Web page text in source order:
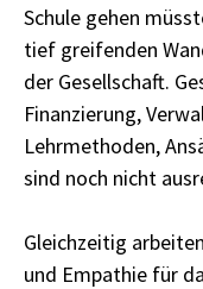
Schule gehen
tief greifenden
der Gesellschaft.
Finanzierung,
Lehrmethoden,
sind noch nicht
Gleichzeitig
und Empathie für